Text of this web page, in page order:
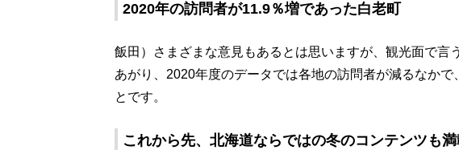
2020年の訪問者が11.9％増であった白老町
飯田）さまざまな意見もあるとは思いますが、観光面で言
あがり、2020年度のデータでは各地の訪問者が減るなかで
とです。
これから先、北海道ならではの冬のコンテンツも